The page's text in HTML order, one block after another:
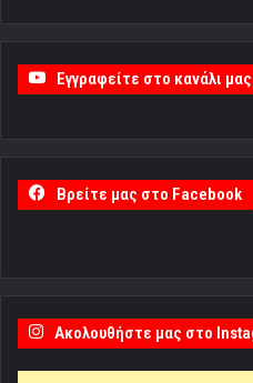
Εγγραφείτε στο κανάλι μας
Βρείτε μας στο Facebook
Ακολουθήστε μας στο